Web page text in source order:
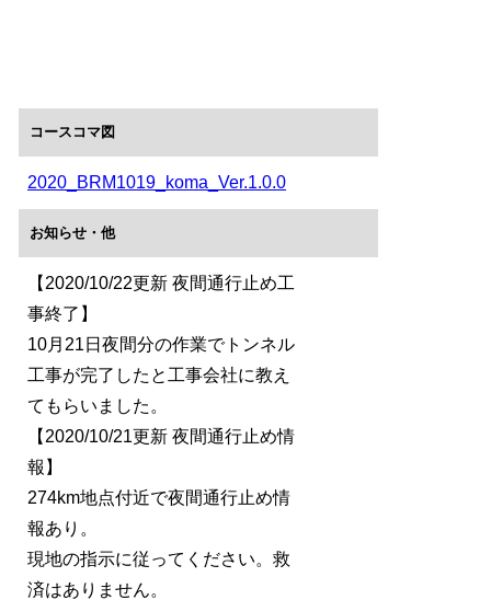
コースコマ図
2020_BRM1019_koma_Ver.1.0.0
お知らせ・他
【2020/10/22更新 夜間通行止め工
事終了】
10月21日夜間分の作業でトンネル
工事が完了したと工事会社に教え
てもらいました。
【2020/10/21更新 夜間通行止め情
報】
274km地点付近で夜間通行止め情
報あり。
現地の指示に従ってください。救
済はありません。